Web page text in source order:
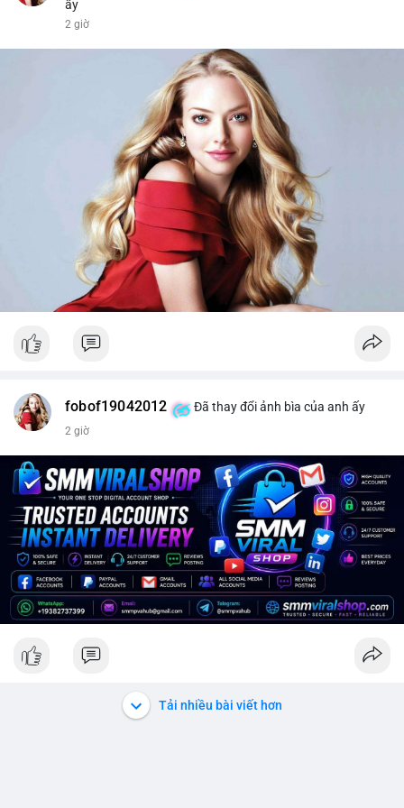
ấy
2 giờ
fobof19042012 Đã thay đổi ảnh bìa của anh ấy
2 giờ
Tải nhiều bài viết hơn